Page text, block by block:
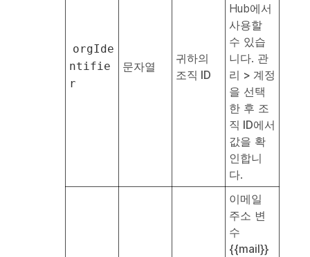
orgIde
ntifie
r
문자열
귀하의
조직 ID
Hub에서
사용할
수 있습
니다. 관
리 > 계정
을 선택
한 후 조
직 ID에서
값을 확
인합니
다.
이메일
주소 변
수
{{mail}}